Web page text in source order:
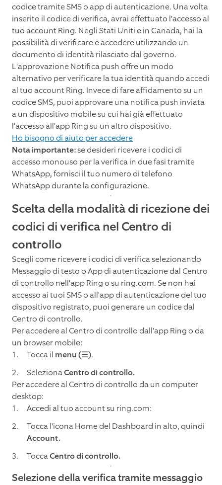
codice tramite SMS o app di autenticazione. Una volta
inserito il codice di verifica, avrai effettuato l'accesso al
tuo account Ring. Negli Stati Uniti e in Canada, hai la
possibilità di verificare e accedere utilizzando un
documento di identità rilasciato dal governo.
L'approvazione Notifica push offre un modo
alternativo per verificare la tua identità quando accedi
al tuo account Ring. Invece di fare affidamento su un
codice SMS, puoi approvare una notifica push inviata
a un dispositivo mobile su cui hai già effettuato
l'accesso all'app Ring su un altro dispositivo.
Ho bisogno di aiuto per accedere
Nota importante:se desideri ricevere i codici di
accesso monouso per la verifica in due fasi tramite
WhatsApp, fornisci il tuo numero di telefono
WhatsApp durante la configurazione.
Scelta della modalità di ricezione dei
codici di verifica nel Centro di
controllo
Scegli come ricevere i codici di verifica selezionando
Messaggio di testo o App di autenticazione dal Centro
di controllo nell'app Ring o su ring.com. Se non hai
accesso ai tuoi SMS o all'app di autenticazione del tuo
dispositivo registrato, puoi generare un codice dal
Centro di controllo.
Per accedere al Centro di controllo dall'app Ring o da
un browser mobile:
Tocca il menu (☰).
SelezionaCentro di controllo.
Per accedere al Centro di controllo da un computer
desktop:
Accedi al tuo account su ring.com:
Tocca l'icona Home del Dashboard in alto, quindi
Account.
ToccaCentro di controllo.
Selezione della verifica tramite messaggio